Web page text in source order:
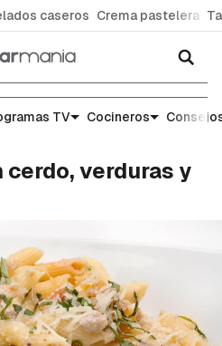
caseros Crema pastelera
TV Cocineros
cerdo, verduras y